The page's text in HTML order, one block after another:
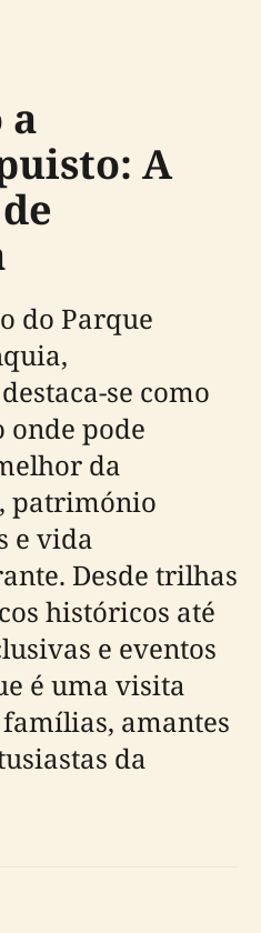
a
A
do Parque
se como
pode
da
património
e vida
Desde trilhas
históricos até
e eventos
é uma visita
amantes
da